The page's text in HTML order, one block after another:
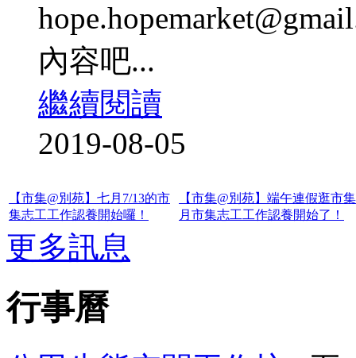
內容吧...
繼續閱讀
2019-08-05
【市集@別苑】七月7/13的市
集志工工作認養開始囉！
【市集@別苑】端午連假逛市
月市集志工工作認養開始了！
更多訊息
行事曆